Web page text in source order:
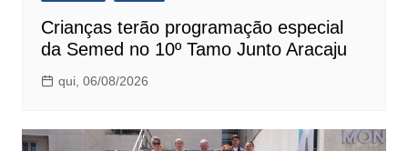
Crianças terão programação especial
da Semed no 10º Tamo Junto Aracaju
qui, 06/08/2026